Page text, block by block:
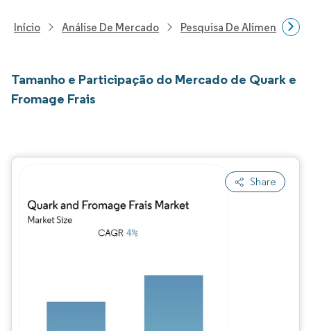
Início Análise De Mercado Pesquisa De Alimentos E
Tamanho e Participação do Mercado de Quark e
Fromage Frais
Share